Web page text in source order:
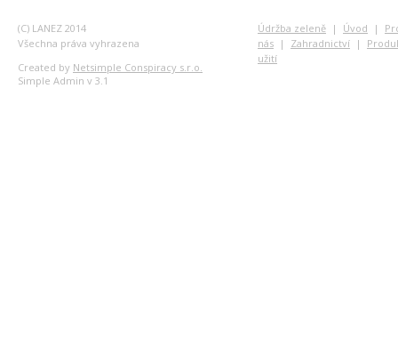
(C) LANEZ 2014
Všechna práva vyhrazena
Created by Netsimple Conspiracy s.r.o.
Simple Admin v 3.1
Údržba zeleně | Úvod |
nás | Zahradnictví |
užití